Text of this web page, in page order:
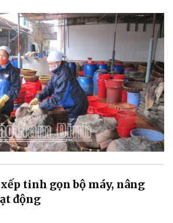
tinh gọn bộ máy, nâng
động